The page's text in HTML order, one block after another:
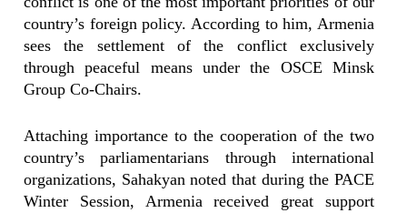
country’s foreign policy. According to him, Armenia
sees the settlement of the conflict exclusively
through peaceful means under the OSCE Minsk
Group Co-Chairs.
Attaching importance to the cooperation of the two
country’s parliamentarians through international
organizations, Sahakyan noted that during the PACE
Winter Session, Armenia received great support